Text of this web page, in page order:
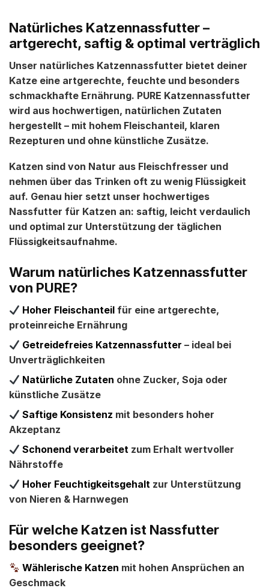
Natürliches Katzennassfutter –
artgerecht, saftig & optimal verträglich
Unser natürliches Katzennassfutter bietet deiner
Katze eine artgerechte, feuchte und besonders
schmackhafte Ernährung. PURE Katzennassfutter
wird aus hochwertigen, natürlichen Zutaten
hergestellt – mit hohem Fleischanteil, klaren
Rezepturen und ohne künstliche Zusätze.
Katzen sind von Natur aus Fleischfresser und
nehmen über das Trinken oft zu wenig Flüssigkeit
auf. Genau hier setzt unser hochwertiges
Nassfutter für Katzen an: saftig, leicht verdaulich
und optimal zur Unterstützung der täglichen
Flüssigkeitsaufnahme.
Warum natürliches Katzennassfutter
von PURE?
Hoher Fleischanteil für eine artgerechte,
proteinreiche Ernährung
Getreidefreies Katzennassfutter – ideal bei
Unverträglichkeiten
Natürliche Zutaten ohne Zucker, Soja oder
künstliche Zusätze
Saftige Konsistenz mit besonders hoher
Akzeptanz
Schonend verarbeitet zum Erhalt wertvoller
Nährstoffe
Hoher Feuchtigkeitsgehalt zur Unterstützung
von Nieren & Harnwegen
Für welche Katzen ist Nassfutter
besonders geeignet?
Wählerische Katzen mit hohen Ansprüchen an
Geschmack